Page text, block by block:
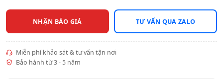
NHẬN BÁO GIÁ TƯ VẤN QUA ZALO
Miễn phí khảo sát & tư vấn tận nơi
Bảo hành từ 3 - 5 năm